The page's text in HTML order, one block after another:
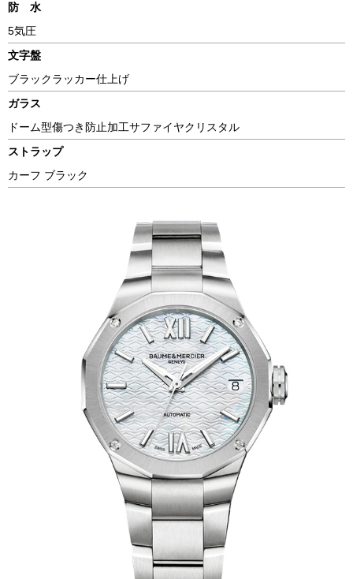
防 水
5気圧
文字盤
ブラックラッカー仕上げ
ガラス
ドーム型傷つき防止加工サファイヤクリスタル
ストラップ
カーフ ブラック